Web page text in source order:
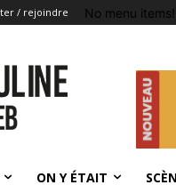
/ rejoindre No menu items!
ON Y ÉTAIT